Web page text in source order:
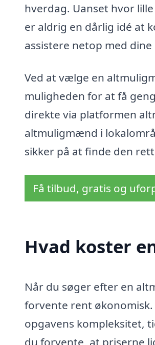
hverdag. Uanset hvor
er aldrig en dårlig idé at
assistere netop med
Ved at vælge en
muligheden for at få
direkte via platformen
altmuligmænd i
sikker på at finde den
Få tilbud, gratis og
Hvad koster
Når du søger efter en
forvente rent
opgavens kompleksitet,
du forvente, at priserne